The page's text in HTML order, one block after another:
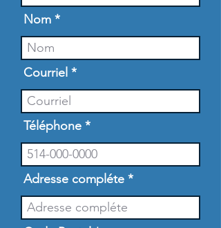
Nom
Courriel
Téléphone
Adresse compléte